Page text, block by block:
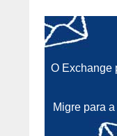
O Exchange
Migre para